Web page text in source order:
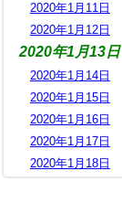
2020年1月11日
2020年1月12日
2020年1月13日
2020年1月14日
2020年1月15日
2020年1月16日
2020年1月17日
2020年1月18日